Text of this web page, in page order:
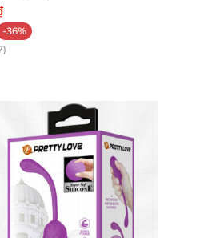
đa dạng. Đưa đầu
-36%